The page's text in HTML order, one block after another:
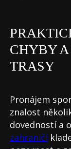
CHYBY A
TRASY
Pronájem
znalost
dovedností a
zahraničí